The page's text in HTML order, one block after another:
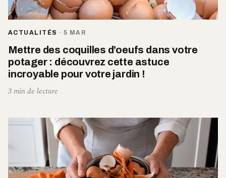
ACTUALITÉS · 5 MAR
Mettre des coquilles d’oeufs dans votre
potager : découvrez cette astuce
incroyable pour votre jardin !
3 min de lecture